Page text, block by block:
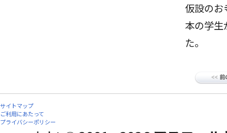
仮設のお
本の学
た。
サイトマップ
ご利用にあたって
プライバシーポリシー